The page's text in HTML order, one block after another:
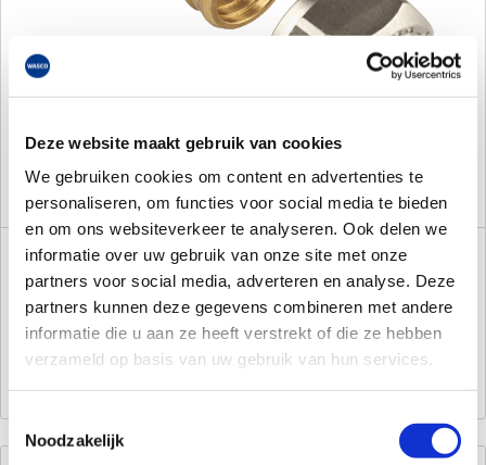
Deze website maakt gebruik van cookies
We gebruiken cookies om content en advertenties te
personaliseren, om functies voor social media te bieden
en om ons websiteverkeer te analyseren. Ook delen we
informatie over uw gebruik van onze site met onze
partners voor social media, adverteren en analyse. Deze
partners kunnen deze gegevens combineren met andere
informatie die u aan ze heeft verstrekt of die ze hebben
verzameld op basis van uw gebruik van hun services.
Toestemmingsselectie
Noodzakelijk
Verdeler knelsets
Bekijk het assortiment knelsets